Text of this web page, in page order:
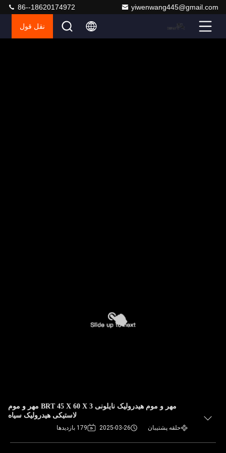
yiwenwang445@gmail.com
86--18620174972
نقل قول
مهر و موم هیدرولیک نایلونی BRT 45 X 60 X 3 مهر و موم
لاستیکی هیدرولیک سیاه
حلقه پشتیبان 2025-03-26 179 بازدیدها